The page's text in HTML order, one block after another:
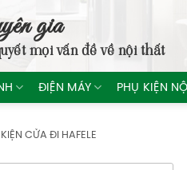
gia
mọi vấn đề về nội thất
ĐIỆN MÁY PHỤ KIỆN
KIỆN CỬA ĐI HAFELE